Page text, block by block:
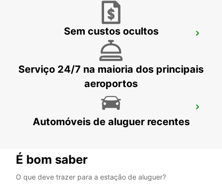
VANTAA AVIAPOLIS
JOENSUU CENTRO DA CIDADE
JOENSUU - FINLAND
Sem custos ocultos
Serviço 24/7 na maioria dos principais
aeroportos
Automóveis de aluguer recentes
É bom saber
O que deve trazer para a estação de aluguer?